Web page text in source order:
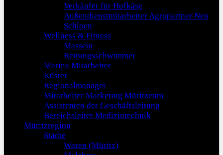
Verkäufer für Hofkäse
Außendienstmitarbeiter Agropartner Neu
Schloen
Wellness & Fitness
Masseur
Rettungsschwimmer
Marina Mitarbeiter
Küster
Regionalmanager
Mitarbeiter Marketing Müritzeum
Assistenten der Geschäftsleitung
Bereichsleiter Medizintechnik
Müritzregion
Städte
Waren (Müritz)